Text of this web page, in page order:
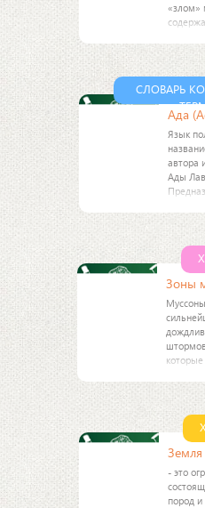
«злом»
Брандт
СЛОВАРЬ
Ада
Язык
автора
Ады
систем.
Зоны
на
в
Земли
Земля
- это
пород